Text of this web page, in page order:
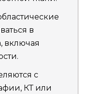
в
включая
с
КТ или